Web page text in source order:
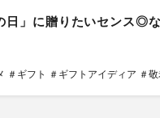
日」に贈りたいセンス◎
＃ギフト ＃ギフトアイディア ＃